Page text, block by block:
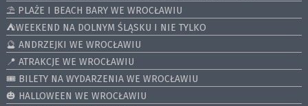
⛱️ PLAŻE I BEACH BARY WE WROCŁAWIU
⛺️WEEKEND NA DOLNYM ŚLĄSKU I NIE TYLKO
🔮 ANDRZEJKI WE WROCŁAWIU
📍 ATRAKCJE WE WROCŁAWIU
🎟️ BILETY NA WYDARZENIA WE WROCŁAWIU
🎃 HALLOWEEN WE WROCŁAWIU